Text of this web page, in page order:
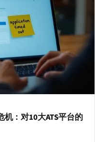
：对10大ATS平台的